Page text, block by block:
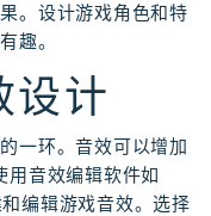
。设计游戏角色和特
趣。
设计
一环。音效可以增加
用音效编辑软件如
编辑游戏音效。选择